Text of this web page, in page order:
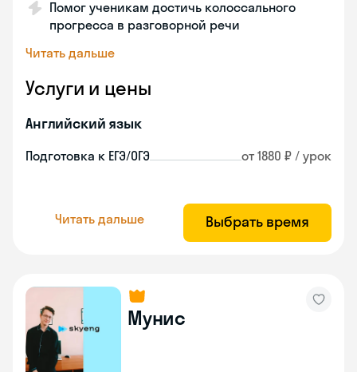
Помог ученикам достичь колоссального
прогресса в разговорной речи
Читать дальше
Услуги и цены
Английский язык
Подготовка к ЕГЭ/ОГЭ от 1880 ₽ / урок
Читать дальше Выбрать время
Мунис